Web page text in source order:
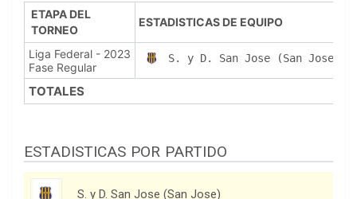
ETAPA DEL
TORNEO
ESTADISTICAS DE EQUIPO
Liga Federal - 2023
Fase Regular
S. y D. San Jose (San Jose)
TOTALES
ESTADISTICAS POR PARTIDO
S. y D. San Jose (San Jose)